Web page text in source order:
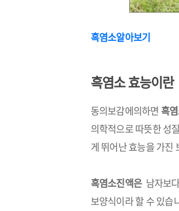
흑염소알아보기
흑염소 효능이란
동의보감에의하면 흑
의학적으로 따뜻한 성
게 뛰어난 효능을 가진
흑염소진액은 남자보
보양식이라 할 수 있습